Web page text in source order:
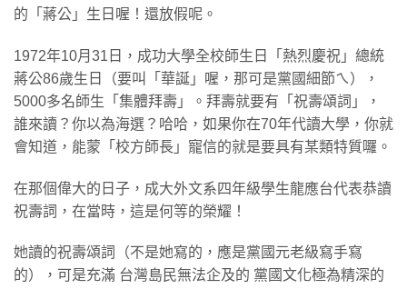
的「蔣公」生日喔！還放假呢。
1972年10月31日，成功大學全校師生日「熱烈慶祝」總統
蔣公86歲生日（要叫「華誕」喔，那可是黨國細節ㄟ），
5000多名師生「集體拜壽」。拜壽就要有「祝壽頌詞」，
誰來讀？你以為海選？哈哈，如果你在70年代讀大學，你就
會知道，能蒙「校方師長」寵信的就是要具有某類特質囉。
在那個偉大的日子，成大外文系四年級學生龍應台代表恭讀
祝壽詞，在當時，這是何等的榮耀！
她讀的祝壽頌詞（不是她寫的，應是黨國元老級寫手寫
的），可是充滿 台灣島民無法企及的 黨國文化極為精深的